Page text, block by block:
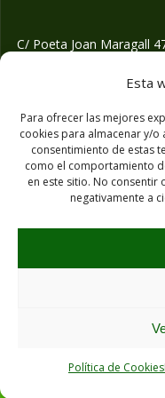
Esta
Para ofrecer las mejores
cookies para almacenar y/o
consentimiento de estas
como el comportamiento
en este sitio. No
negativamente a
Política de Cookies
C/ Poeta Joan Maragall
© 2026